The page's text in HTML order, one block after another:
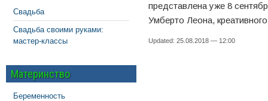
представлена уже 8
Умберто Леона,
Updated: 25.08.2018 — 12:00
Свадьба
Свадьба своими руками:
мастер-классы
Материнство
Беременность